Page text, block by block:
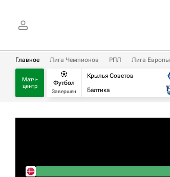
Главное Лига Чемпионов РПЛ Лига Европы
Матч-
центр
Футбол
Завершен
Крылья Советов
Балтика